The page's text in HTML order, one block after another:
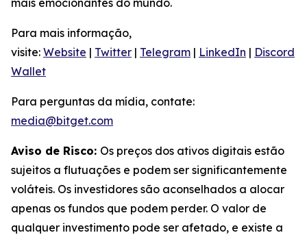
Para mais informação,
visite: Website | Twitter | Telegram | LinkedIn | Discord
Wallet
Para perguntas da mídia, contate:
media@bitget.com
Aviso de Risco: Os preços dos ativos digitais estão
sujeitos a flutuações e podem ser significantemente
voláteis. Os investidores são aconselhados a alocar
apenas os fundos que podem perder. O valor de
qualquer investimento pode ser afetado, e existe a